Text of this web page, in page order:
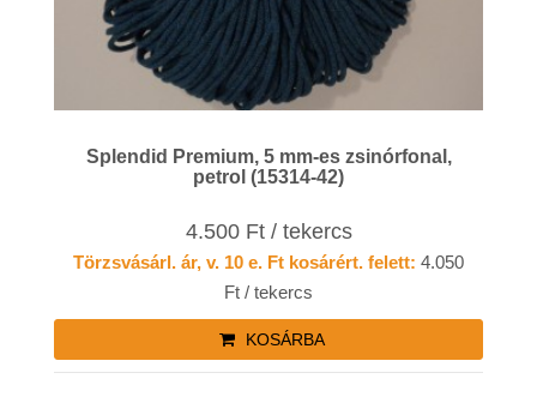
Splendid Premium, 5 mm-es zsinórfonal,
petrol (15314-42)
4.500 Ft / tekercs
Törzsvásárl. ár, v. 10 e. Ft kosárért. felett: 4.050
Ft / tekercs
KOSÁRBA